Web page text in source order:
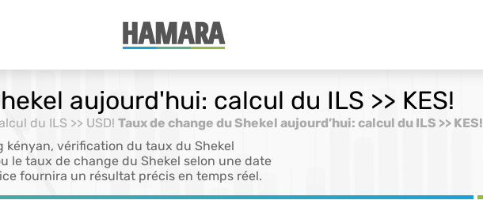
aujourd'hui: calcul du ILS >> KES!
du ILS >> USD! Taux de change du Shekel aujourd’hui: calcul du ILS >> KES!
kényan, vérification du taux du Shekel
le taux de change du Shekel selon une date
fournira un résultat précis en temps réel.